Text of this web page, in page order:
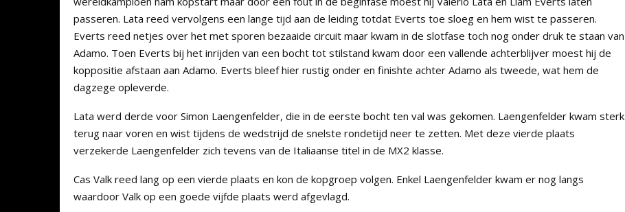
passeren. Lata reed vervolgens een lange tijd aan de leiding totdat Everts toe sloeg en hem wist te passeren.
Everts reed netjes over het met sporen bezaaide circuit maar kwam in de slotfase toch nog onder druk te staan van
Adamo. Toen Everts bij het inrijden van een bocht tot stilstand kwam door een vallende achterblijver moest hij de
koppositie afstaan aan Adamo. Everts bleef hier rustig onder en finishte achter Adamo als tweede, wat hem de
dagzege opleverde.
Lata werd derde voor Simon Laengenfelder, die in de eerste bocht ten val was gekomen. Laengenfelder kwam sterk
terug naar voren en wist tijdens de wedstrijd de snelste rondetijd neer te zetten. Met deze vierde plaats
verzekerde Laengenfelder zich tevens van de Italiaanse titel in de MX2 klasse.
Cas Valk reed lang op een vierde plaats en kon de kopgroep volgen. Enkel Laengenfelder kwam er nog langs
waardoor Valk op een goede vijfde plaats werd afgevlagd.